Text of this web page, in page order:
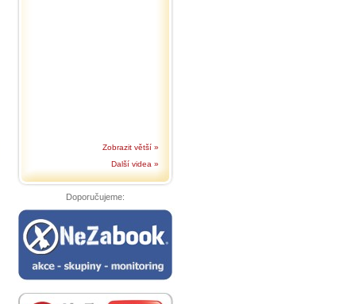
Zobrazit větší »
Další videa »
Doporučujeme: